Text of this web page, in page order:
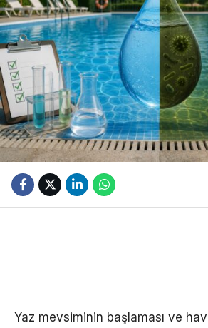
Yaz mevsiminin başlaması ve